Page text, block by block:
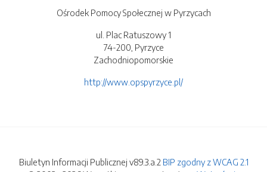
Ośrodek Pomocy Społecznej w Pyrzycach
ul. Plac Ratuszowy 1
74-200, Pyrzyce
Zachodniopomorskie
http://www.opspyrzyce.pl/
Biuletyn Informacji Publicznej v89.3.a.2 BIP zgodny z WCAG 2.1